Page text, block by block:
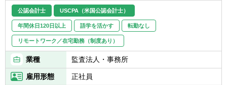
■事業経営の取り組みとしては、2024年夏に
株式会社トランス・ファー、2025年夏に株式
会社銀座サクラヤと資本提携を行い、ハンズ
オンで事業経営にも取り組んでいます。
◆「経営の現場で、本当に使える力を身につ
けたい方へ。」
数字を作り、企業を変える経験を積みたい方
じ取りの一端を担います。
社内・社外双方のステークホルダーに対し
て、日立の現在と未来を示すことがミッショ
ンです。
【携わる事業・ビジネス・サービス・製品な
ど】
日立グループの財務関連業務
公認会計士 USCPA（米国公認会計士）
年間休日120日以上 語学を活かす 転勤なし
リモートワーク／在宅勤務（制度あり）
業種 監査法人・事務所
雇用形態 正社員